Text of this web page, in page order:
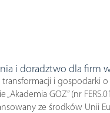
i doradztwo dla firm w
i gospodarki
GOZ” (nr
ze środków Unii